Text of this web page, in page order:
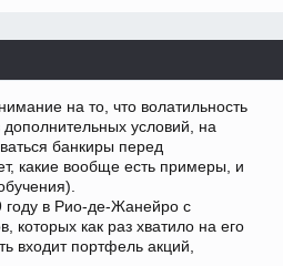
на то, что волатильность
условий, на
банкиры перед
какие вообще есть примеры, и
в Рио-де-Жанейро с
которых как раз хватило на его
входит портфель акций,